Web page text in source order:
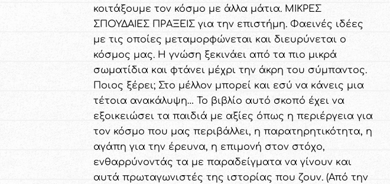
κοιτάξουμε τον κόσμο με άλλα μάτια. ΜΙΚΡΕΣ
ΣΠΟΥΔΑΙΕΣ ΠΡΑΞΕΙΣ για την επιστήμη. Φαεινές ιδέες
με τις οποίες μεταμορφώνεται και διευρύνεται ο
κόσμος μας. Η γνώση ξεκινάει από τα πιο μικρά
σωματίδια και φτάνει μέχρι την άκρη του σύμπαντος.
Ποιος ξέρει; Στο μέλλον μπορεί και εσύ να κάνεις μια
τέτοια ανακάλυψη… Το βιβλίο αυτό σκοπό έχει να
εξοικειώσει τα παιδιά με αξίες όπως η περιέργεια για
τον κόσμο που μας περιβάλλει, η παρατηρητικότητα, η
αγάπη για την έρευνα, η επιμονή στον στόχο,
ενθαρρύνοντάς τα με παραδείγματα να γίνουν και
αυτά πρωταγωνιστές της ιστορίας που ζουν. (Από την